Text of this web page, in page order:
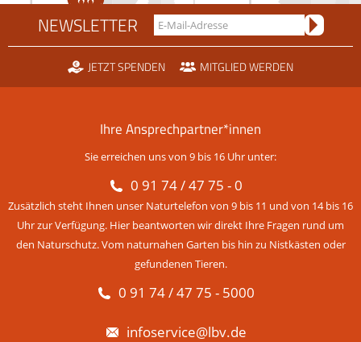
NEWSLETTER
JETZT SPENDEN MITGLIED WERDEN
Ihre Ansprechpartner*innen
Sie erreichen uns von 9 bis 16 Uhr unter:
0 91 74 / 47 75 - 0
Zusätzlich steht Ihnen unser Naturtelefon von 9 bis 11 und von 14 bis 16
Uhr zur Verfügung. Hier beantworten wir direkt Ihre Fragen rund um
den Naturschutz. Vom naturnahen Garten bis hin zu Nistkästen oder
gefundenen Tieren.
0 91 74 / 47 75 - 5000
infoservice@lbv.de